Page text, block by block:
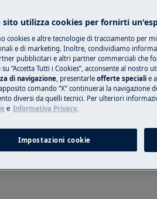
Electrolux ti aiuta a ottenere
per aiutarti a fare in modo
alla tua tazza proprio come
un semplice video guida, passo
da caffè in modo da poterne
sito utilizza cookies per fornirti
cookies e altre tecnologie di tracciamento per
e di marketing. Inoltre, condividiamo
pubblicitari e altri partner commerciali che
su “Accetta Tutti i Cookies”, acconsente al nostro
di navigazione, presentarle offerte speciali e
comando “X” continuerai la navigazione
diversi da quelli tecnici. Per ulteriori
e Informativa Privacy.
Impostazioni cookie